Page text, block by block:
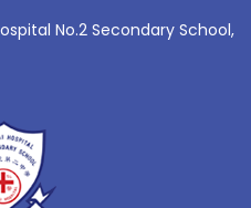
No.2 Secondary School,